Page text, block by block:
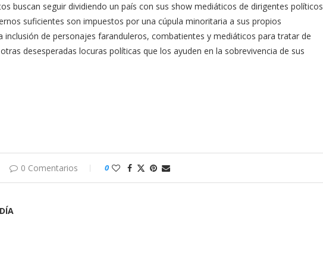
buscan seguir dividiendo un país con sus show mediáticos de dirigentes políticos
suficientes son impuestos por una cúpula minoritaria a sus propios
inclusión de personajes faranduleros, combatientes y mediáticos para tratar de
desesperadas locuras políticas que los ayuden en la sobrevivencia de sus
0 Comentarios 0